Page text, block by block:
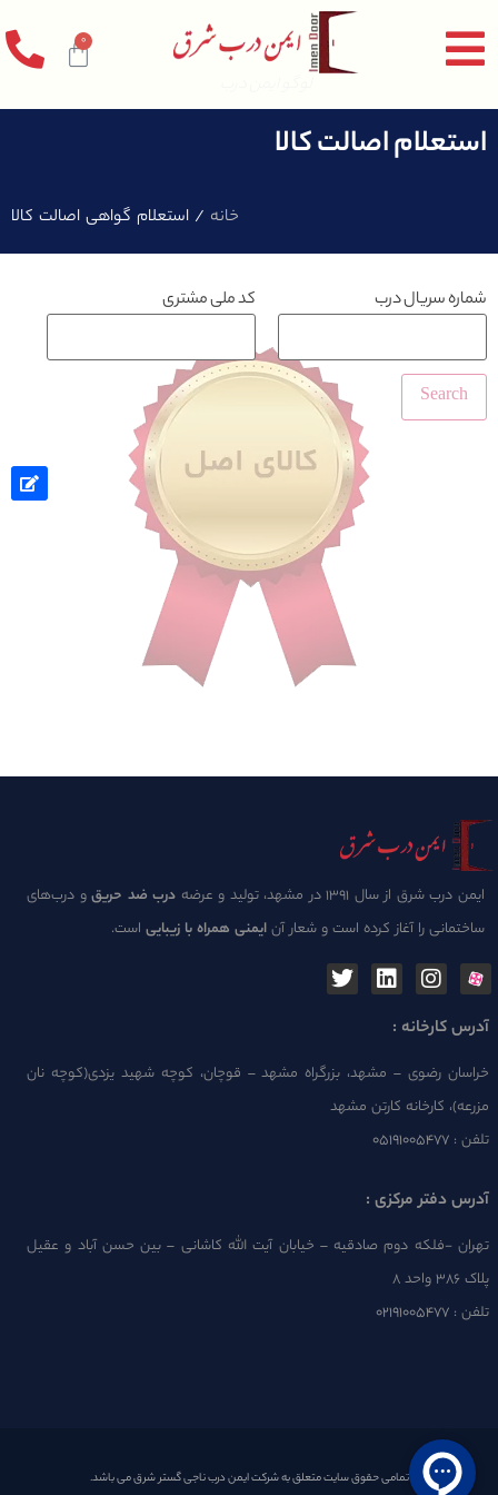
0
استعلام اصالت کالا
خانه / استعلام گواهی اصالت کالا
شماره سریال درب کد ملی مشتری
ایمن درب شرق از سال 1391 در مشهد، تولید و عرضه درب ضد حریقو درب‌های
ساختمانی را آغاز کرده است و شعار آنایمنی همراه با زیبایی است.
آدرس کارخانه :
خراسان رضوی – مشهد، بزرگراه مشهد – قوچان، کوچه شهید یزدی(کوچه نان
مزرعه)، کارخانه کارتن مشهد
تلفن : ۰۵۱۹۱۰۰۵۴۷۷
آدرس دفتر مرکزی :
تهران -فلکه دوم صادقیه – خیابان آیت الله کاشانی – بین حسن آباد و عقیل
پلاک 386 واحد 8
تلفن : ۰۲۱۹۱۰۰۵۴۷۷
تمامی حقوق سایت متعلق به شرکت ایمن درب ناجی گستر شرق می باشد.